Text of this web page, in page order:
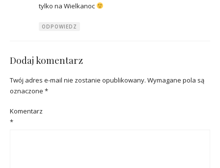
tylko na Wielkanoc
ODPOWIEDZ
Dodaj komentarz
Twój adres e-mail nie zostanie opublikowany. Wymagane pola są
oznaczone *
Komentarz
*